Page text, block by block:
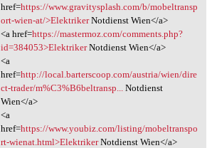
href=https://www.gravitysplash.com/b/mobeltransp
ort-wien-at/>ElektrikerNotdienst Wien</a>
<a href=https://mastermoz.com/comments.php?
id=384053>ElektrikerNotdienst Wien</a>
<a
href=http://local.barterscoop.com/austria/wien/dire
ct-trader/m%C3%B6beltransp...
Notdienst
Wien</a>
<a
href=https://www.youbiz.com/listing/mobeltranspo
rt-wienat.html>ElektrikerNotdienst Wien</a>